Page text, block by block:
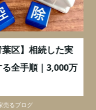
】相続した実
手順｜3,000万
ログ